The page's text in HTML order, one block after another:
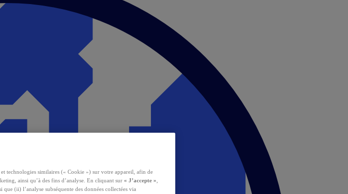
technologies similaires (« Cookie ») sur votre appareil, afin de
ainsi qu’à des fins d’analyse. En cliquant sur « J’accepte »
(ii) l’analyse subséquente des données collectées via